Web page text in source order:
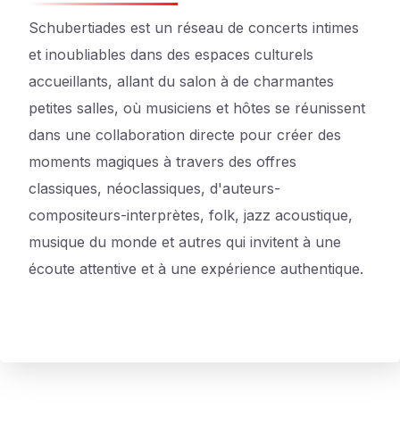
Schubertiades est un réseau de concerts intimes
et inoubliables dans des espaces culturels
accueillants, allant du salon à de charmantes
petites salles, où musiciens et hôtes se réunissent
dans une collaboration directe pour créer des
moments magiques à travers des offres
classiques, néoclassiques, d'auteurs-
compositeurs-interprètes, folk, jazz acoustique,
musique du monde et autres qui invitent à une
écoute attentive et à une expérience authentique.